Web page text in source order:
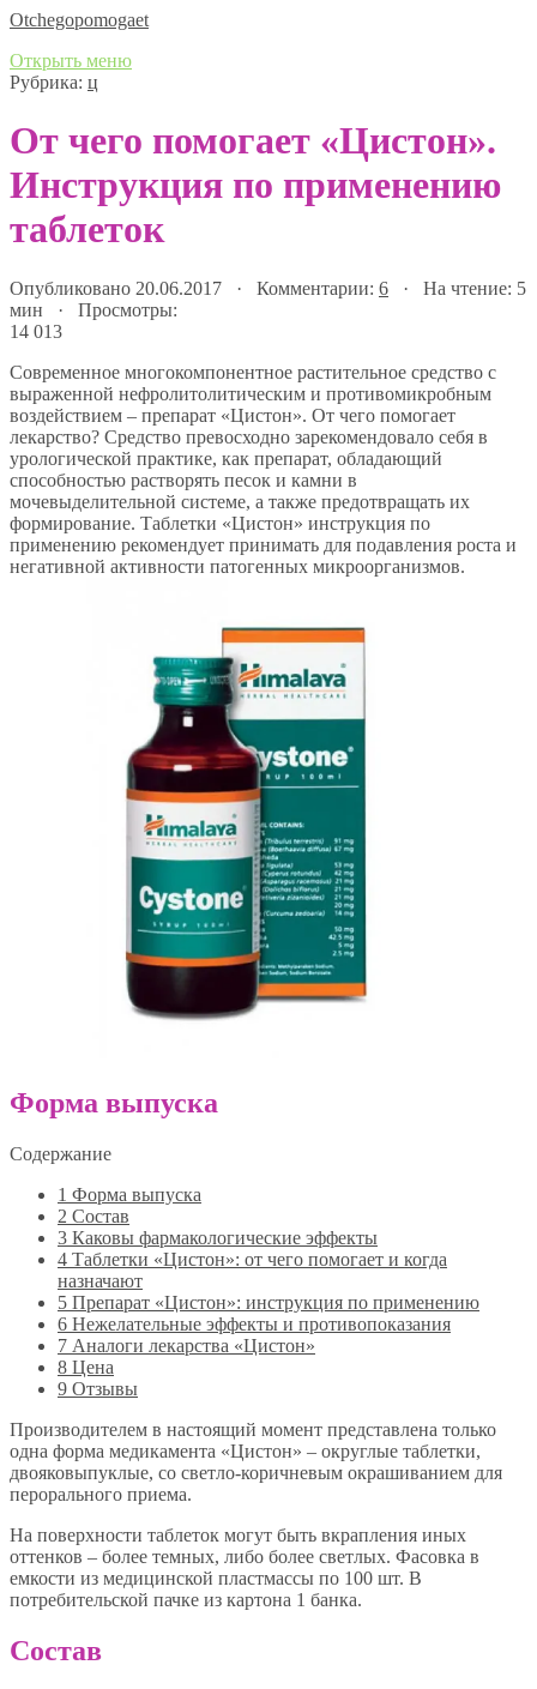
Оtchegopomogaet
Открыть меню
Рубрика: ц
От чего помогает «Цистон».
Инструкция по применению
таблеток
Опубликовано 20.06.2017 · Комментарии: 6 · На чтение: 5
мин · Просмотры:
14 013
Современное многокомпонентное растительное средство с
выраженной нефролитолитическим и противомикробным
воздействием – препарат «Цистон». От чего помогает
лекарство? Средство превосходно зарекомендовало себя в
урологической практике, как препарат, обладающий
способностью растворять песок и камни в
мочевыделительной системе, а также предотвращать их
формирование. Таблетки «Цистон» инструкция по
применению рекомендует принимать для подавления роста и
негативной активности патогенных микроорганизмов.
Форма выпуска
Содержание
1 Форма выпуска
2 Состав
3 Каковы фармакологические эффекты
4 Таблетки «Цистон»: от чего помогает и когда
назначают
5 Препарат «Цистон»: инструкция по применению
6 Нежелательные эффекты и противопоказания
7 Аналоги лекарства «Цистон»
8 Цена
9 Отзывы
Производителем в настоящий момент представлена только
одна форма медикамента «Цистон» – округлые таблетки,
двояковыпуклые, со светло-коричневым окрашиванием для
перорального приема.
На поверхности таблеток могут быть вкрапления иных
оттенков – более темных, либо более светлых. Фасовка в
емкости из медицинской пластмассы по 100 шт. В
потребительской пачке из картона 1 банка.
Состав